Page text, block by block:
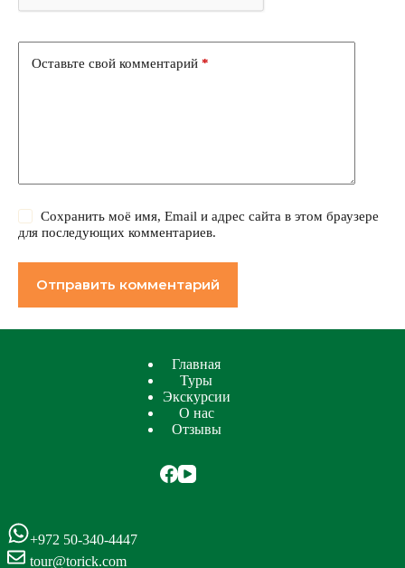
Оставьте свой комментарий *
Сохранить моё имя, Email и адрес сайта в этом браузере
для последующих комментариев.
Отправить комментарий
Главная
Туры
Экскурсии
О нас
Отзывы
+972 50-340-4447
tour@torick.com